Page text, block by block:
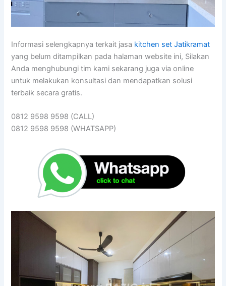
Informasi selengkapnya terkait jasa kitchen set Jatikramat
yang belum ditampilkan pada halaman website ini, Silakan
Anda menghubungi tim kami sekarang juga via online
untuk melakukan konsultasi dan mendapatkan solusi
terbaik secara gratis.
0812 9598 9598 (CALL)
0812 9598 9598 (WHATSAPP)